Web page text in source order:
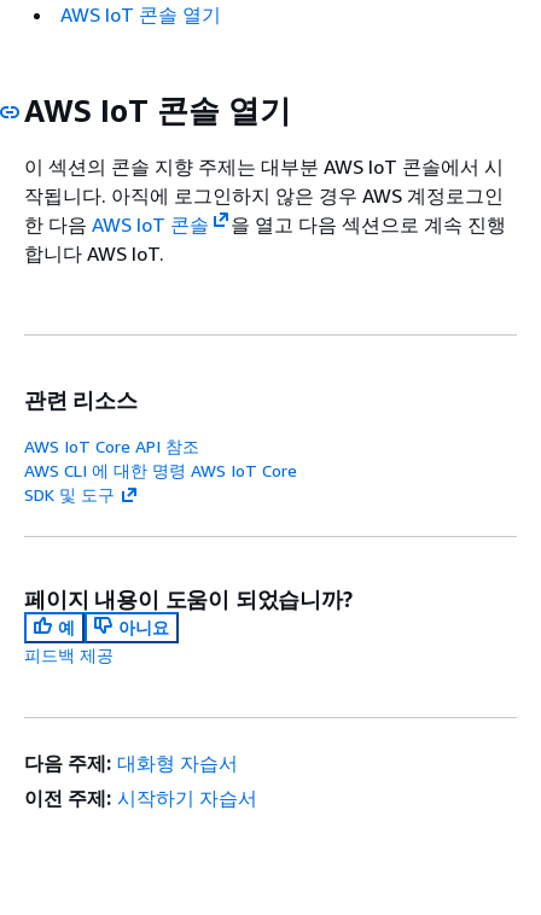
AWS IoT 콘솔 열기
AWS IoT 콘솔 열기
이 섹션의 콘솔 지향 주제는 대부분 AWS IoT 콘솔에서 시
작됩니다. 아직에 로그인하지 않은 경우 AWS 계정로그인
한 다음 AWS IoT 콘솔
을 열고 다음 섹션으로 계속 진행
합니다 AWS IoT.
관련 리소스
AWS IoT Core API 참조
AWS CLI 에 대한 명령 AWS IoT Core
SDK 및 도구
페이지 내용이 도움이 되었습니까?
예
아니요
피드백 제공
다음 주제: 대화형 자습서
이전 주제: 시작하기 자습서